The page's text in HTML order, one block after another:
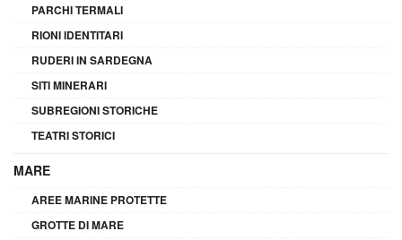
PARCHI TERMALI
RIONI IDENTITARI
RUDERI IN SARDEGNA
SITI MINERARI
SUBREGIONI STORICHE
TEATRI STORICI
MARE
AREE MARINE PROTETTE
GROTTE DI MARE